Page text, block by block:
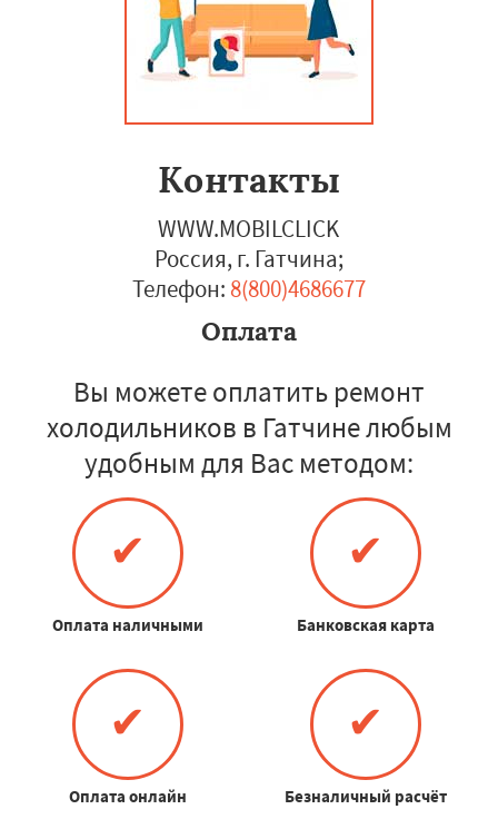
Контакты
WWW.MOBILCLICK
Россия, г. Гатчина;
Телефон: 8(800)4686677
Оплата
Вы можете оплатить ремонт
холодильников в Гатчине любым
удобным для Вас методом:
✔
Оплата наличными
✔
Банковская карта
✔
Оплата онлайн
✔
Безналичный расчёт